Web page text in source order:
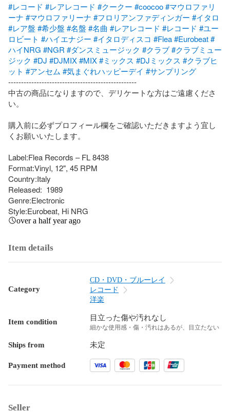
#レコード #レアレコード #クークー #coocoo#マウロファリ
ーナ #マウロファリーナ #フロリアンファディンガー #イタロ
#レア盤 #希少盤 #名盤 #名曲 #レアレコード #レコード #ユー
ロビート #ハイエナジー #イタロディスコ #Flea#Eurobeat#
ハイNRG #NGR #ダンスミュージック #クラブ#クラブミュー
ジック #DJ #DJMIX#MIX#ミックス #DJミックス #クラブヒ
ット #アンセム #気まぐれハッピーデイ #サンプリング
--------------------------------------------------
中古の商品になりますので、デリケートな方はご遠慮くださ
い。
購入前に必ずプロフィール欄をご確認いただきますよう宜し
くお願いいたします。
Label:Flea Records – FL 8438
Format:Vinyl, 12", 45 RPM
Country:Italy
Released:  1989
Genre:Electronic
Style:Eurobeat, Hi NRG
over a half year ago
Item details
Category
CD・DVD・ブルーレイ
レコード
洋楽
Item condition 目立った傷や汚れなし
細かな使用感・傷・汚れはあるが、目立たない
Ships from 未定
Payment method
Seller